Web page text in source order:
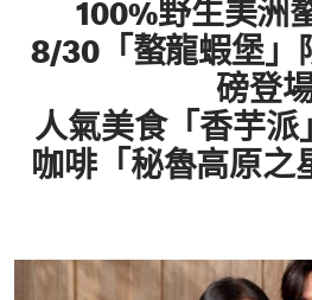
100%野生美洲
8/30「螯龍蝦堡」
磅登
人氣美食「香芋派
咖啡「秘魯高原之